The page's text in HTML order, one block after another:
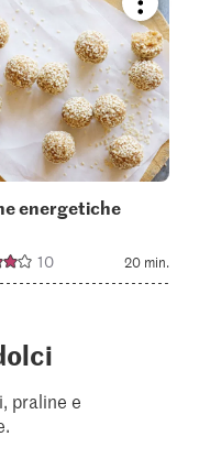
recipe
or
add
it
to
your
energetiche
10 20 min.
praline e